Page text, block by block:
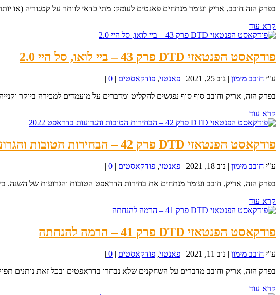
בפרק הזה חובב, אריק ועומר מנתחים פאנטים לעומק: מתי כדאי לוותר על קטגוריה (או
קרא עוד
פודקאסט הפנטאזי DTD פרק 43 – ביי לואו, סל היי 2.0
ע"י חובב מימון | נוב 25, 2021 | פאנטזי, פודקאסטים |
0
|
בפרק הזה, אריק וחובב סוף סוף נפגשים להקליט ומדברים על מועמדים למכירה ביוקר
קרא עוד
פודקאסט הפנטאזי DTD פרק 42 – הבחירות הטובות והגרועות בדראפט 2022
ע"י חובב מימון | נוב 18, 2021 | פאנטזי, פודקאסטים |
0
|
בפרק הזה, אריק, חובב ועומר מנתחים את בחירות הדראפט הטובות והגרועות של השנה.
קרא עוד
פודקאסט הפנטאזי DTD פרק 41 – הרמה להנחתה
ע"י חובב מימון | נוב 11, 2021 | פאנטזי, פודקאסטים |
0
|
בפרק הזה, אריק וחובב מדברים על השחקנים שלא נבחרו בדראפטים ובכל זאת נותנים
קרא עוד